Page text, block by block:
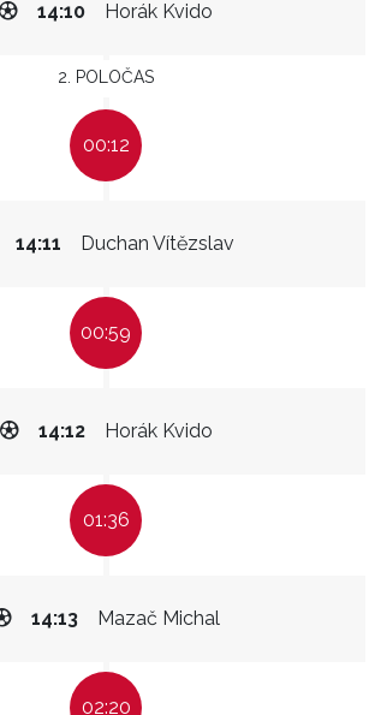
Horák Kvido
14:10
2. POLOČAS
00:12
Duchan Vítězslav
14:11
00:59
Horák Kvido
14:12
01:36
Mazač Michal
14:13
02:20